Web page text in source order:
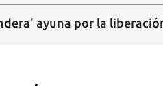
ayuna por la